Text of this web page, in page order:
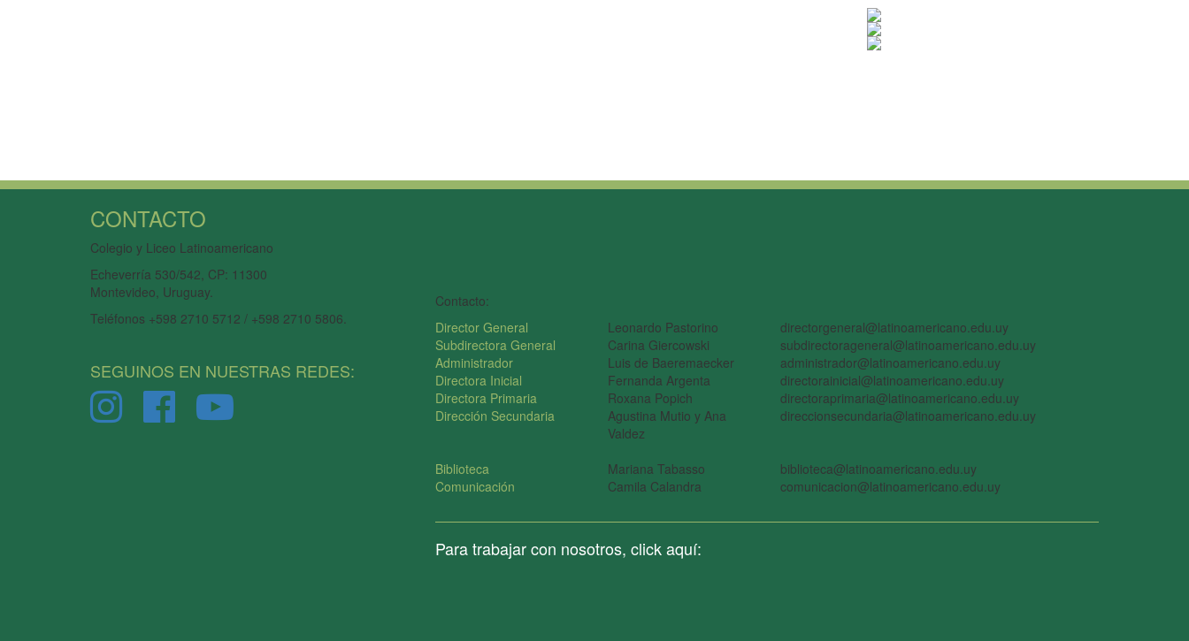
CONTACTO
Colegio y Liceo Latinoamericano
Echeverría 530/542, CP: 11300
Montevideo, Uruguay.
Teléfonos +598 2710 5712 / +598 2710 5806.
SEGUINOS EN NUESTRAS REDES:
Contacto:
Director General
Subdirectora General
Administrador
Directora Inicial
Directora Primaria
Dirección Secundaria
Biblioteca
Comunicación
Leonardo Pastorino
Carina Giercowski
Luis de Baeremaecker
Fernanda Argenta
Roxana Popich
Agustina Mutio y Ana
Valdez
Mariana Tabasso
Camila Calandra
directorgeneral@latinoamericano.edu.uy
subdirectorageneral@latinoamericano.edu.uy
administrador@latinoamericano.edu.uy
directorainicial@latinoamericano.edu.uy
directoraprimaria@latinoamericano.edu.uy
direccionsecundaria@latinoamericano.edu.uy
biblioteca@latinoamericano.edu.uy
comunicacion@latinoamericano.edu.uy
Para trabajar con nosotros, click aquí: